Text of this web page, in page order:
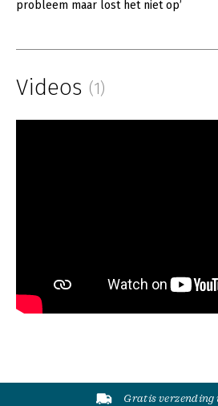
probleem maar lost het niet op’
Videos (1)
Gratis